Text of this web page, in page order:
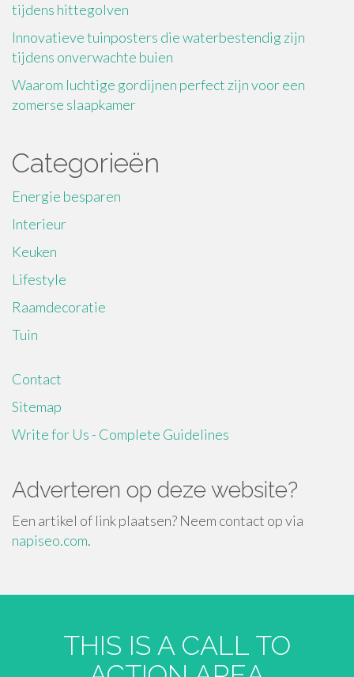
tijdens hittegolven
Innovatieve tuinposters die waterbestendig zijn
tijdens onverwachte buien
Waarom luchtige gordijnen perfect zijn voor een
zomerse slaapkamer
Categorieën
Energie besparen
Interieur
Keuken
Lifestyle
Raamdecoratie
Tuin
Contact
Sitemap
Write for Us - Complete Guidelines
Adverteren op deze website?
Een artikel of link plaatsen? Neem contact op via
napiseo.com.
THIS IS A CALL TO